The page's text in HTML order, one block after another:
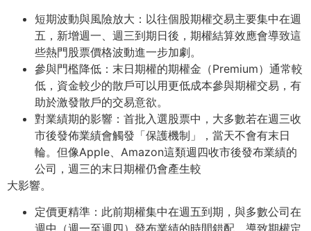
短期波動與⾵險放⼤：以往個股期權交易主要集中在週
五，新增週⼀、週三到期⽇後，期權結算效應會導致這
些熱⾨股票價格波動進⼀步加劇。
參與⾨檻降低：末⽇期權的期權⾦（Premium）通常較
低，資⾦較少的散戶可以⽤更低成本參與期權交易，有
助於激發散戶的交易意欲。
對業績期的影響：⾸批⼊選股票中，⼤多數若在週三收
市後發佈業績會觸發「保護機制」，當天不會有末⽇
輪。但像Apple、Amazon這類週四收市後發布業績的
公司，週三的末⽇期權仍會產⽣較
⼤影響。
定價更精準：此前期權集中在週五到期，與多數公司在